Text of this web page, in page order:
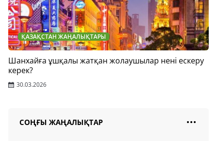
ҚАЗАҚСТАН ЖАҢАЛЫҚТАРЫ
Шанхайға ұшқалы жатқан жолаушылар нені ескеру
керек?
30.03.2026
СОҢҒЫ ЖАҢАЛЫҚТАР